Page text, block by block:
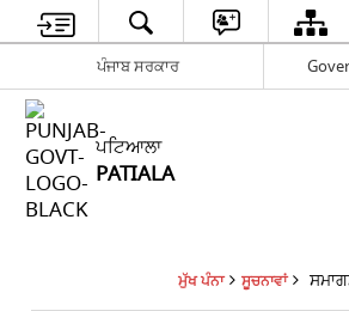
ਪੰਜਾਬ ਸਰਕਾਰ
ਪਟਿਆਲਾ
PATIALA
ਮੁੱਖ ਪੰਨਾ ਸੂਚਨਾਵਾਂ